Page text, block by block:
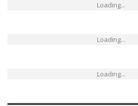
Loading...
Loading...
Loading...